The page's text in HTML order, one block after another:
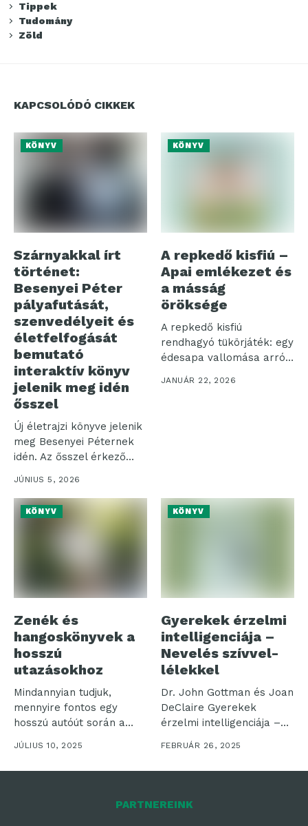
Tippek
Tudomány
Zöld
KAPCSOLÓDÓ CIKKEK
KÖNYV
Szárnyakkal írt
történet:
Besenyei Péter
pályafutását,
szenvedélyeit és
életfelfogását
bemutató
interaktív könyv
jelenik meg idén
ősszel
Új életrajzi könyve jelenik
meg Besenyei Péternek
idén. Az ősszel érkező
kötet...
JÚNIUS 5, 2026
KÖNYV
A repkedő kisfiú –
Apai emlékezet és
a másság
öröksége
A repkedő kisfiú
rendhagyó tükörjáték: egy
édesapa vallomása arról,
hogyan kíséri végig...
JANUÁR 22, 2026
KÖNYV
Zenék és
hangoskönyvek a
hosszú
utazásokhoz
Mindannyian tudjuk,
mennyire fontos egy
hosszú autóút során a
megfelelő foglalatosság,
JÚLIUS 10, 2025
KÖNYV
Gyerekek érzelmi
intelligenciája –
Nevelés szívvel-
lélekkel
Dr. John Gottman és Joan
DeClaire Gyerekek
érzelmi intelligenciája –
Nevelés szívvel-lélekkel...
FEBRUÁR 26, 2025
PARTNEREINK